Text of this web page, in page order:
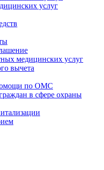
услуг
медицинских услуг
вычета
по ОМС
в сфере охраны